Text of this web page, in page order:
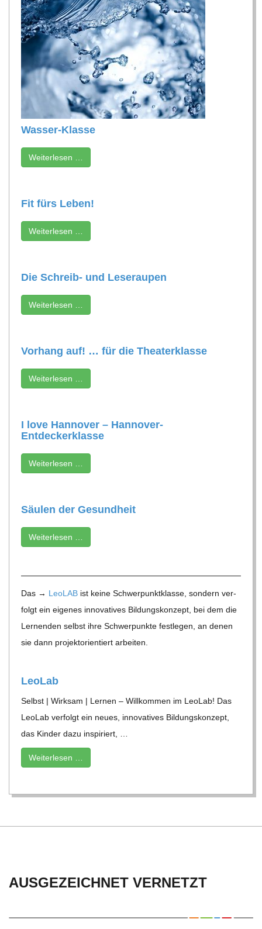
D
T
S
C
U
L
E
Was­­ser-Klasse
Wei­ter­le­sen …
Fit fürs Leben!
Wei­ter­le­sen …
Die Schreib- und Leseraupen
Wei­ter­le­sen …
Vor­hang auf! … für die Theaterklasse
Wei­ter­le­sen …
I love Han­no­ver – Hannover-
Entdeckerklasse
Wei­ter­le­sen …
Säu­len der Gesundheit
Wei­ter­le­sen …
Das → Leo­LAB ist keine Schwer­punkt­klasse, son­dern ver­
folgt ein eige­nes inno­va­ti­ves Bil­dungs­kon­zept, bei dem die
Ler­nen­den selbst ihre Schwer­punkte fest­le­gen, an denen
sie dann pro­jekt­ori­en­tiert arbeiten.
Leo­Lab
Selbst | Wirk­sam | Ler­nen – Will­kom­men im Leo­Lab! Das
Leo­Lab ver­folgt ein neues, inno­va­ti­ves Bil­dungs­kon­zept,
das Kin­der dazu inspi­riert, …
Wei­ter­le­sen …
AUSGEZEICHNET VERNETZT